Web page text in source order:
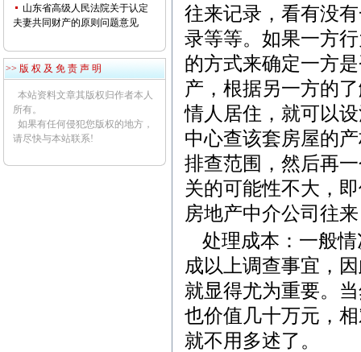
山东省高级人民法院关于认定
夫妻共同财产的原则问题意见
>> 版 权 及 免 责 声 明
本站资料文章其版权归作者本人
所有。
如果有任何侵犯您版权的地方，
请尽快与本站联系!
往来记录，看有没
录等等。如果一方
的方式来确定一方
产，根据另一方的
情人居住，就可以
中心查该套房屋的
排查范围，然后再
关的可能性不大，
房地产中介公司往
处理成本：一般
成以上调查事宜，
就显得尤为重要。
也价值几十万元，
就不用多述了。